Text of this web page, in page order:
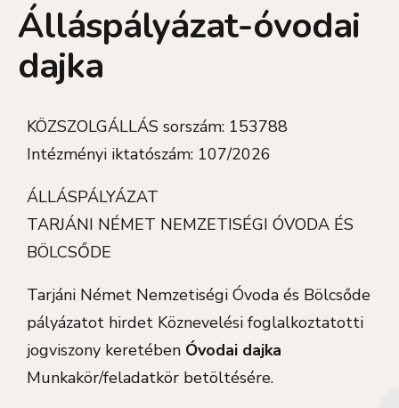
Álláspályázat-óvodai
dajka
KÖZSZOLGÁLLÁS sorszám: 153788
Intézményi iktatószám: 107/2026
ÁLLÁSPÁLYÁZAT
TARJÁNI NÉMET NEMZETISÉGI ÓVODA ÉS
BÖLCSŐDE
Tarjáni Német Nemzetiségi Óvoda és Bölcsőde
pályázatot hirdet Köznevelési foglalkoztatotti
jogviszony keretében Óvodai dajka
Munkakör/feladatkör betöltésére.